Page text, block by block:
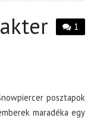
1
posztapok
maradéka egy